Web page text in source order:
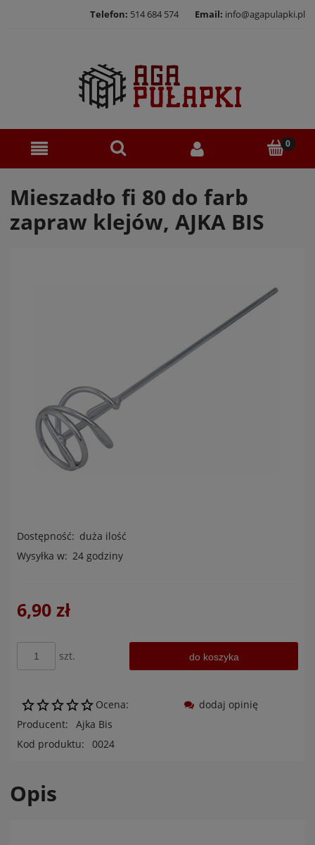
Telefon: 514 684 574 Email: info@agapulapki.pl
Mieszadło fi 80 do farb
zapraw klejów, AJKA BIS
Dostępność: duża ilość
Wysyłka w: 24 godziny
6,90 zł
szt. do koszyka
Ocena:
Producent:
Ajka Bis
Kod produktu:
0024
dodaj opinię
Opis